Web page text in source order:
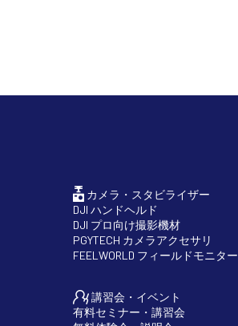
カメラ・スタビライザー
DJI ハンドヘルド
DJI プロ向け撮影機材
PGYTECH カメラアクセサリ
FEELWORLD フィールドモニター
講習会・イベント
有料セミナー・講習会